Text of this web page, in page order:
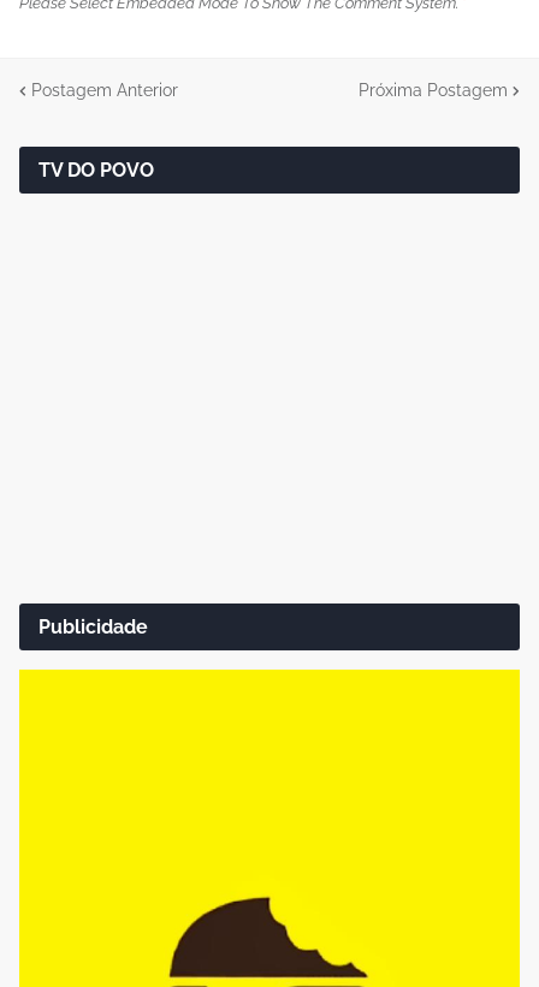
Postagem Anterior Próxima Postagem
TV DO POVO
Publicidade